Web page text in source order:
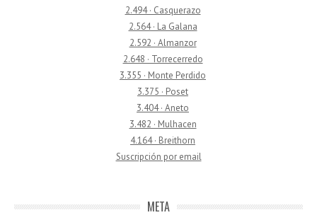
2.494 · Casquerazo
2.564 · La Galana
2.592 · Almanzor
2.648 · Torrecerredo
3.355 · Monte Perdido
3.375 · Poset
3.404 · Aneto
3.482 · Mulhacen
4.164 · Breithorn
Suscripción por email
META